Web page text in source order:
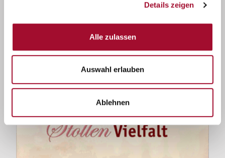
Details zeigen
Alle zulassen
Auswahl erlauben
Ablehnen
rustikus